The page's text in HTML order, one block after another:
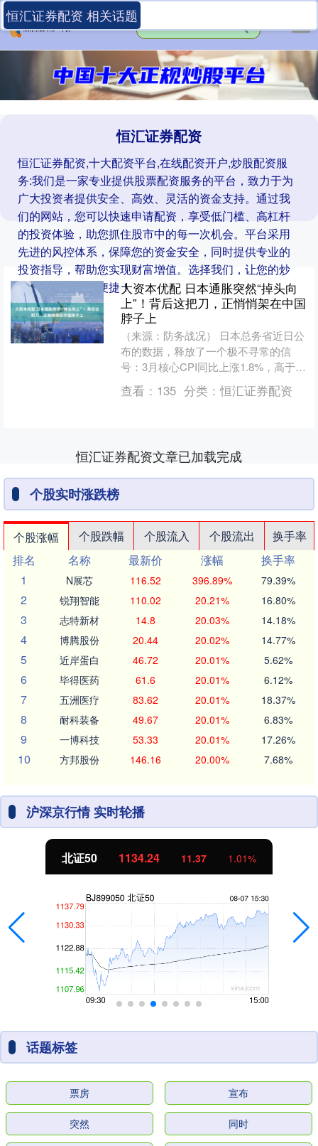
恒汇证券配资
恒汇证券配资,十大配资平台,在线配资开户,炒股配资服
务:我们是一家专业提供股票配资服务的平台，致力于为
广大投资者提供安全、高效、灵活的资金支持。通过我
们的网站，您可以快速申请配资，享受低门槛、高杠杆
的投资体验，助您抓住股市中的每一次机会。平台采用
先进的风控体系，保障您的资金安全，同时提供专业的
投资指导，帮助您实现财富增值。选择我们，让您的炒
股之路更加轻松便捷！
恒汇证券配资 相关话题
大资本优配 日本通胀突然“掉头向
上”！背后这把刀，正悄悄架在中国
脖子上
（来源：防务战况） 日本总务省近日公
布的数据，释放了一个极不寻常的信
号：3月核心CPI同比上涨1.8%，高于前
值1.6%。这是五个月来首次加速。 别小
看这0.2....
查看： 135 分类：恒汇证券配资
恒汇证券配资文章已加载完成
个股实时涨跌榜
个股涨幅 个股跌幅 个股流入 个股流出
换手率
排名
名称 最新价 涨幅
换手率
1
N展芯 116.52 396.89% 79.39%
2 锐翔智能 110.02 20.21% 16.80%
3 志特新材 14.8 20.03% 14.18%
4 博腾股份 20.44 20.02% 14.77%
5 近岸蛋白 46.72 20.01% 5.62%
6 毕得医药 61.6 20.01% 6.12%
7 五洲医疗 83.62 20.01% 18.37%
8 耐科装备 49.67 20.01% 6.83%
9 一博科技 53.33 20.01% 17.26%
10 方邦股份 146.16 20.00% 7.68%
沪深京行情 实时轮播
北证50 1134.24 11.37 1.01%
话题标签
票房 宣布
突然 同时